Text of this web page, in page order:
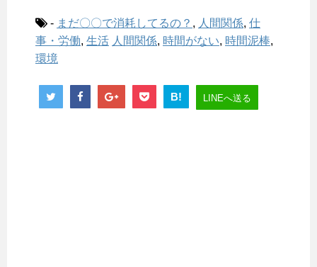
- まだ〇〇で消耗してるの？ , 人間関係, 仕
事・労働, 生活 人間関係, 時間がない, 時間泥棒,
環境
B! LINEへ送る